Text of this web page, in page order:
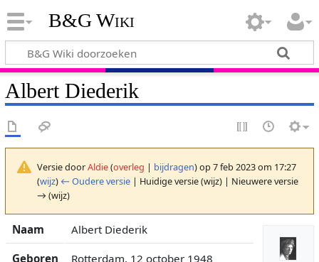
B&G Wiki
Albert Diederik
Versie doorAldie(overleg | bijdragen)op 7 feb 2023 om 17:27
(wijz) ← Oudere versie| Huidige versie (wijz) | Nieuwere versie
→ (wijz)
Naam Albert Diederik
Geboren Rotterdam, 12 october 1948